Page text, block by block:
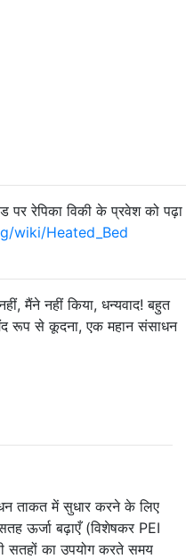
पर रेपिका विकी के प्रवेश को पढ़ा
wiki/Heated_Bed
मैंने नहीं किया, धन्यवाद! बहुत
रूप से कूदना, एक महान संसाधन
ताकत में सुधार करने के लिए
ऊर्जा बढ़ाएँ (विशेषकर PEI
सतहों का उपयोग करते समय